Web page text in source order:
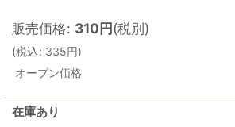
販売価格: 310円(税別)
(税込: 335円)
オープン価格
在庫あり